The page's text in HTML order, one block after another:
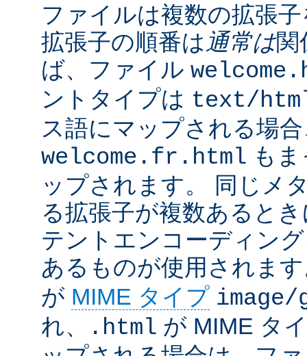
ファイルは複数の拡張
拡張子の順番は 通常は関
ば、ファイル
ントタイプは text/
ス語にマップされる場
welcome.fr.html も
ップされます。 同じメ
る拡張子が複数あると
テントエンコーディン
あるものが使用されま
が MIME タイプ
れ、
.html が MIME タ